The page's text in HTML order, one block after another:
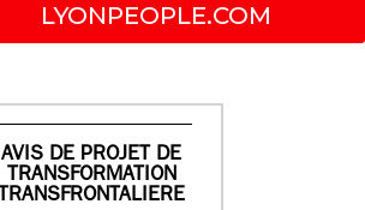
LYONPEOPLE.COM
AVIS DE PROJET DE
TRANSFORMATION
TRANSFRONTALIERE